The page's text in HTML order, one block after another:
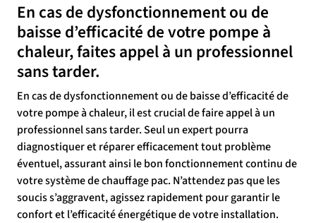
En cas de dysfonctionnement ou de
baisse d’efficacité de votre pompe à
chaleur, faites appel à un professionnel
sans tarder.
En cas de dysfonctionnement ou de baisse d’efficacité de
votre pompe à chaleur, il est crucial de faire appel à un
professionnel sans tarder. Seul un expert pourra
diagnostiquer et réparer efficacement tout problème
éventuel, assurant ainsi le bon fonctionnement continu de
votre système de chauffage pac. N’attendez pas que les
soucis s’aggravent, agissez rapidement pour garantir le
confort et l’efficacité énergétique de votre installation.